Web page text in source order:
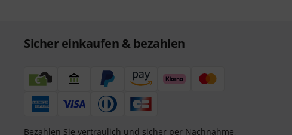
Sicher einkaufen & bezahlen
Bezahlen Sie vertraulich und sicher per Nachnahme,